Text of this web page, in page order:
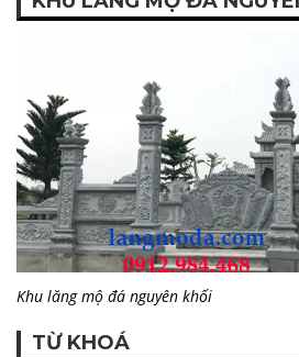
Khu lăng mộ đá nguyên khối
TỪ KHOÁ